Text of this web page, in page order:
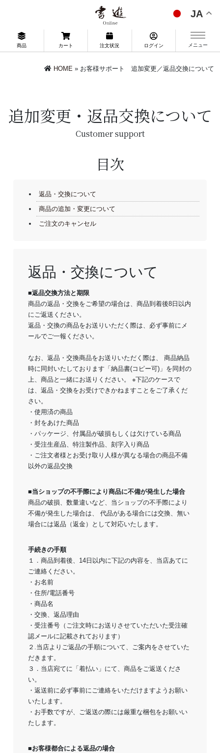
JA
商品 カート 注文状況 ログイン メニュー
HOME » お客様サポート 追加変更／返品交換について
追加変更・返品交換について
Customer support
目次
返品・交換について
商品の追加・変更について
ご注文のキャンセル
返品・交換について
■返品交換方法と期限
商品の返品・交換をご希望の場合は、商品到着後8日以内
にご返送ください。
返品・交換の商品をお送りいただく際は、必ず事前にメ
ールでご一報ください。
なお、返品・交換商品をお送りいただく際は、 商品納品
時に同封いたしております「納品書(コピー可)」を同封の
上、商品と一緒にお送りください。 ※下記のケースで
は、返品・交換をお受けできかねますことをご了承くだ
さい。
・使用済の商品
・封をあけた商品
・パッケージ、付属品が破損もしくは欠けている商品
・受注生産品、特注製作品、刻字入り商品
・ご注文者様とお受け取り人様が異なる場合の商品不備
以外の返品交換
■当ショップの不手際により商品に不備が発生した場合
商品の破損、数量違いなど、当ショップの不手際により
不備が発生した場合は、 代品がある場合には交換、無い
場合には返品（返金）として対応いたします。
手続きの手順
１．商品到着後、14日以内に下記の内容を、当店あてに
ご連絡ください。
・お名前
・住所/電話番号
・商品名
・交換、返品理由
・受注番号（ご注文時にお送りさせていただいた受注確
認メールに記載されております）
２.当店よりご返品の手順について、ご案内をさせていた
だきます。
３．当店宛てに「着払い」にて、商品をご返送くださ
い。
・返送前に必ず事前にご連絡をいただけますようお願い
いたします。
・お手数ですが、ご返送の際には厳重な梱包をお願いい
たします。
■お客様都合による返品の場合